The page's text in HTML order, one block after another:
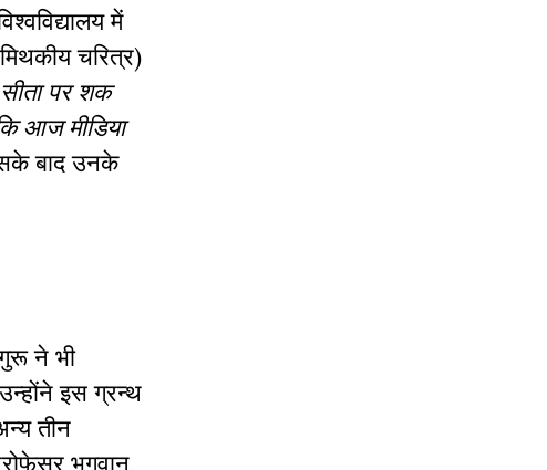
में
चरित्र)
सीता पर शक
आज मीडिया
बाद उनके
ने भी
इस ग्रन्थ
तीन
भगवान,